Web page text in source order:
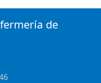
de